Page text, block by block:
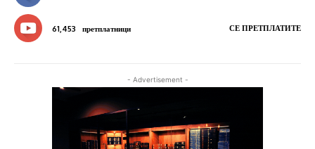
61,453 претплатници СЕ ПРЕТПЛАТИТЕ
- Advertisement -